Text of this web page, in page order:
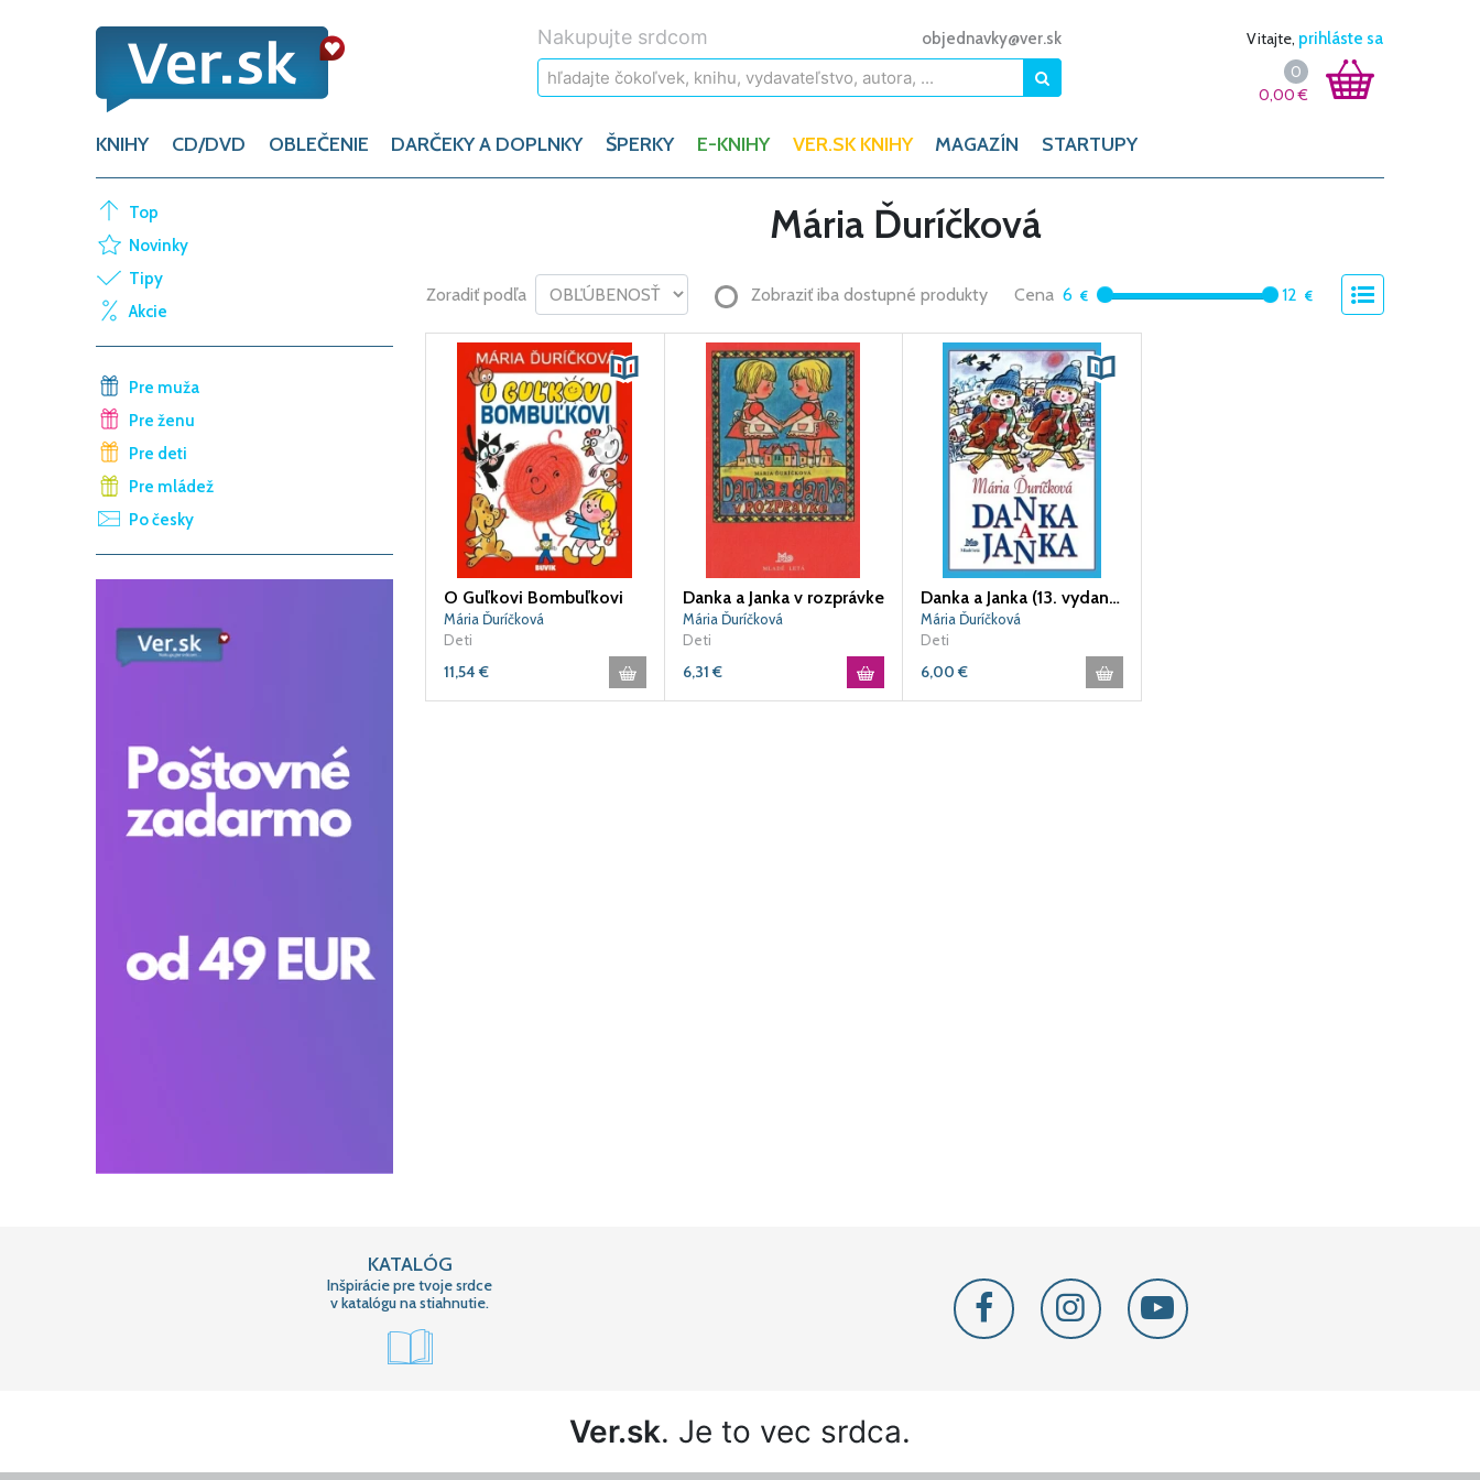
Nakupujte srdcom objednavky@ver.sk Vitajte, prihláste sa
0
0,00€
KNIHY CD/DVD OBLEČENIE DARČEKY A DOPLNKY ŠPERKY E-KNIHY VER.SK KNIHY MAGAZÍN STARTUPY
Top
Novinky
Tipy
Akcie
Pre muža
Pre ženu
Pre deti
Pre mládež
Po česky
Mária Ďuríčková
Zoradiť podľa Zobraziť iba dostupné produkty Cena 6 12
O Guľkovi Bombuľkovi
Mária Ďuríčková
Deti
11,54 €
Danka a Janka v rozprávke
Mária Ďuríčková
Deti
6,31 €
Danka a Janka (13. vydanie)
Mária Ďuríčková
Deti
6,00 €
KATALÓG
Inšpirácie pre tvoje srdce
v katalógu na stiahnutie.
Ver.sk. Je to vec srdca.